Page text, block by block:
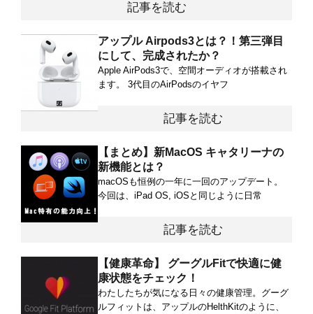
記事を読む
アップル Airpods3とは？！第三弾目
にして、完成されたか？
Apple AirPods3で、空間オーディオが搭載され
ます。 3代目のAirPodsのイヤフ
記事を読む
【まとめ】新MacOS キャタリーナの
新機能とは？
macOSも恒例の一年に一回のアップデート。
今回は、iPad OS, iOSと同じように日常
記事を読む
【健康革命】 グーグルFitで快適に健
康状態をチェック！
わたしたちが気になる日々の健康管理。グーグ
ルフィットは、アップルのHelthKitのように、